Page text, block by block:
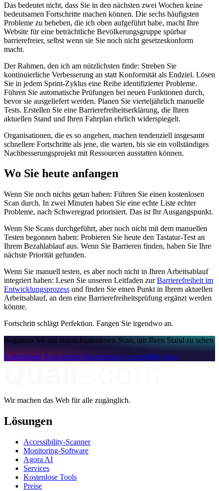
Das bedeutet nicht, dass Sie in den nächsten zwei Wochen keine
bedeutsamen Fortschritte machen können. Die sechs häufigsten
Probleme zu beheben, die ich oben aufgeführt habe, macht Ihre
Website für eine beträchtliche Bevölkerungsgruppe spürbar
barrierefreier, selbst wenn sie Sie noch nicht gesetzeskonform
macht.
Der Rahmen, den ich am nützlichsten finde: Streben Sie
kontinuierliche Verbesserung an statt Konformität als Endziel. Lösen
Sie in jedem Sprint-Zyklus eine Reihe identifizierter Probleme.
Führen Sie automatische Prüfungen bei neuen Funktionen durch,
bevor sie ausgeliefert werden. Planen Sie vierteljährlich manuelle
Tests. Erstellen Sie eine Barrierefreiheitserklärung, die Ihren
aktuellen Stand und Ihren Fahrplan ehrlich widerspiegelt.
Organisationen, die es so angehen, machen tendenziell insgesamt
schnellere Fortschritte als jene, die warten, bis sie ein vollständiges
Nachbesserungsprojekt mit Ressourcen ausstatten können.
Wo Sie heute anfangen
Wenn Sie noch nichts getan haben: Führen Sie einen kostenlosen
Scan durch. In zwei Minuten haben Sie eine echte Liste echter
Probleme, nach Schweregrad priorisiert. Das ist Ihr Ausgangspunkt.
Wenn Sie Scans durchgeführt, aber noch nicht mit dem manuellen
Testen begonnen haben: Probieren Sie heute den Tastatur-Test an
Ihrem Bezahlablauf aus. Wenn Sie Barrieren finden, haben Sie Ihre
nächste Priorität gefunden.
Wenn Sie manuell testen, es aber noch nicht in Ihren Arbeitsablauf
integriert haben: Lesen Sie unseren Leitfaden zurBarrierefreiheit im
Entwicklungsprozess und finden Sie einen Punkt in Ihrem aktuellen
Arbeitsablauf, an dem eine Barrierefreiheitsprüfung ergänzt werden
könnte.
Fortschritt schlägt Perfektion. Fangen Sie irgendwo an.
Beginnen Sie mit einem kostenlosen Scan, um Ihren Stand zu sehen
Kostenlosen Scan starten Kostenloser Accessibility-Scan
Wir machen das Web für alle zugänglich.
Lösungen
Accessibility-Scanner
Monitoring-Software
Agora AI
Services
Kostenlose Tools
Preise